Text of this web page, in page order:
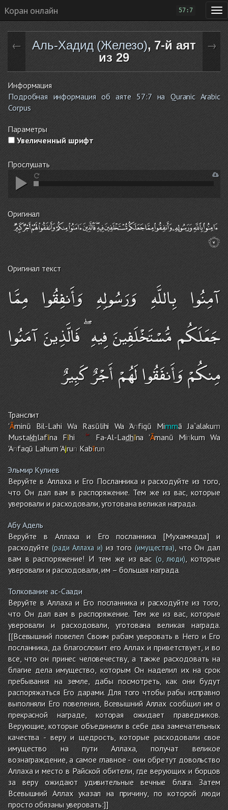
Коран онлайн 57:7
← Аль-Хадид (Железо), 7-й аят
из 29
→
Информация
Подробная информация об аяте 57:7 на Quranic Arabic
Corpus
Параметры
Увеличенный шрифт
Прослушать
Оригинал
Оригинал текст
آمِنُوا بِاللَّهِ وَرَسُولِهِ وَأَنفِقُوا مِمَّا
جَعَلَكُم مُّسْتَخْلَفِينَ فِيهِ ۖ فَالَّذِينَ آمَنُوا
مِنكُمْ وَأَنفَقُوا لَهُمْ أَجْرٌ كَبِيرٌ
Транслит
'Āminū Bil-LahiWa Rasūlihi Wa 'Anfiqū Mimmā Ja`alakum
Mustakhlafīna Fīhi Fa-Al-Ladhīna 'Āmanū MinkumWa
'Anfaqū Lahum'Ajrun Kabīrun
Эльмир Кулиев
Веруйте в Аллаха и Его Посланника и расходуйте из того,
что Он дал вам в распоряжение. Тем же из вас, которые
уверовали и расходовали, уготована великая награда.
Абу Адель
Веруйте в Аллаха и Его посланника [Мухаммада] и
расходуйте (ради Аллаха и)из того (имущества), что Он дал
вам в распоряжение! И тем же из вас (о, люди), которые
уверовали и расходовали, им – большая награда.
Толкование ас-Саади
Веруйте в Аллаха и Его посланника и расходуйте из того,
что Он дал вам в распоряжение. Тем же из вас, которые
уверовали и расходовали, уготована великая награда.
[[Всевышний повелел Своим рабам уверовать в Него и Его
посланника, да благословит его Аллах и приветствует, и во
все, что он принес человечеству, а также расходовать на
благие дела имущество, которым Он наделил их на срок
пребывания на земле, дабы посмотреть, как они будут
распоряжаться Его дарами. Для того чтобы рабы исправно
выполняли Его повеления, Всевышний Аллах сообщил им о
прекрасной награде, которая ожидает праведников.
Верующие, которые объединили в себе два замечательных
качества - веру и щедрость, которые расходовали свое
имущество на пути Аллаха, получат великое
вознаграждение, а самое главное - они обретут довольство
Аллаха и место в Райской обители, где верующих и борцов
за веру ожидают удивительные вечные блага. Затем
Всевышний Аллах указал на причину, по которой люди
просто обязаны уверовать:]]